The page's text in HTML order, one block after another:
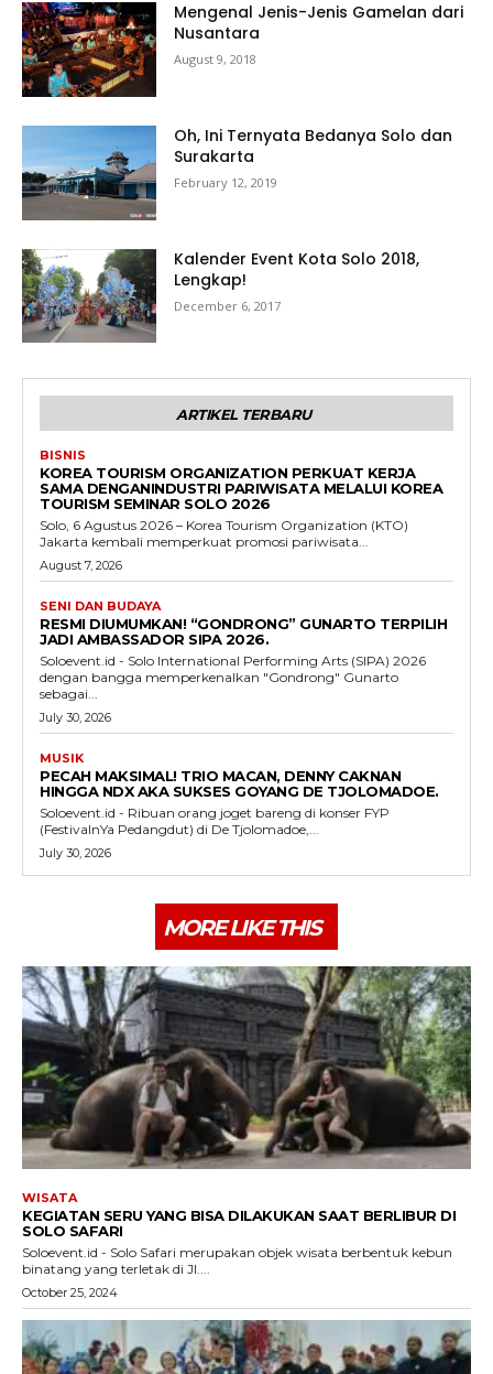
Mengenal Jenis-Jenis Gamelan dari
Nusantara
August 9, 2018
Oh, Ini Ternyata Bedanya Solo dan
Surakarta
February 12, 2019
Kalender Event Kota Solo 2018,
Lengkap!
December 6, 2017
ARTIKEL TERBARU
BISNIS
KOREA TOURISM ORGANIZATION PERKUAT KERJA
SAMA DENGANINDUSTRI PARIWISATA MELALUI KOREA
TOURISM SEMINAR SOLO 2026
Solo, 6 Agustus 2026 – Korea Tourism Organization (KTO)
Jakarta kembali memperkuat promosi pariwisata...
August 7, 2026
SENI DAN BUDAYA
RESMI DIUMUMKAN! “GONDRONG” GUNARTO TERPILIH
JADI AMBASSADOR SIPA 2026.
Soloevent.id - Solo International Performing Arts (SIPA) 2026
dengan bangga memperkenalkan "Gondrong" Gunarto
sebagai...
July 30, 2026
MUSIK
PECAH MAKSIMAL! TRIO MACAN, DENNY CAKNAN
HINGGA NDX AKA SUKSES GOYANG DE TJOLOMADOE.
Soloevent.id - Ribuan orang joget bareng di konser FYP
(FestivalnYa Pedangdut) di De Tjolomadoe,...
July 30, 2026
MORE LIKE THIS
WISATA
KEGIATAN SERU YANG BISA DILAKUKAN SAAT BERLIBUR DI
SOLO SAFARI
Soloevent.id - Solo Safari merupakan objek wisata berbentuk kebun
binatang yang terletak di Jl....
October 25, 2024